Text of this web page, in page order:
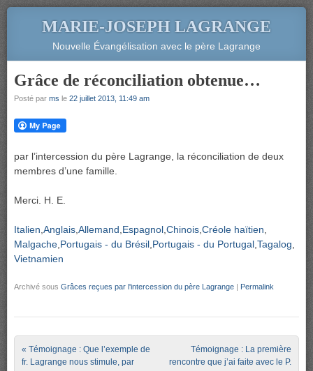
MARIE-JOSEPH LAGRANGE
Nouvelle Évangélisation avec le père Lagrange
Grâce de réconciliation obtenue…
Posté par ms le 22 juillet 2013, 11:49 am
par l’intercession du père Lagrange, la réconciliation de deux
membres d’une famille.
Merci. H. E.
Italien Anglais Allemand Espagnol Chinois Créole haïtien
Malgache Portugais - du Brésil Portugais - du Portugal Tagalog
Vietnamien
Archivé sous Grâces reçues par l'intercession du père Lagrange | Permalink
Post navigation
« Témoignage : Que l’exemple de
fr. Lagrange nous stimule, par
Témoignage : La première
rencontre que j’ai faite avec le P.